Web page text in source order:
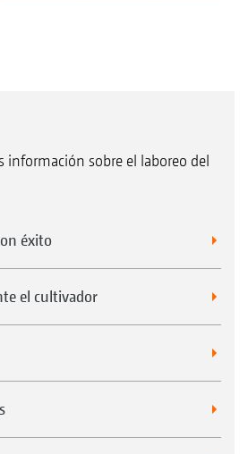
información sobre el laboreo del
éxito
el cultivador